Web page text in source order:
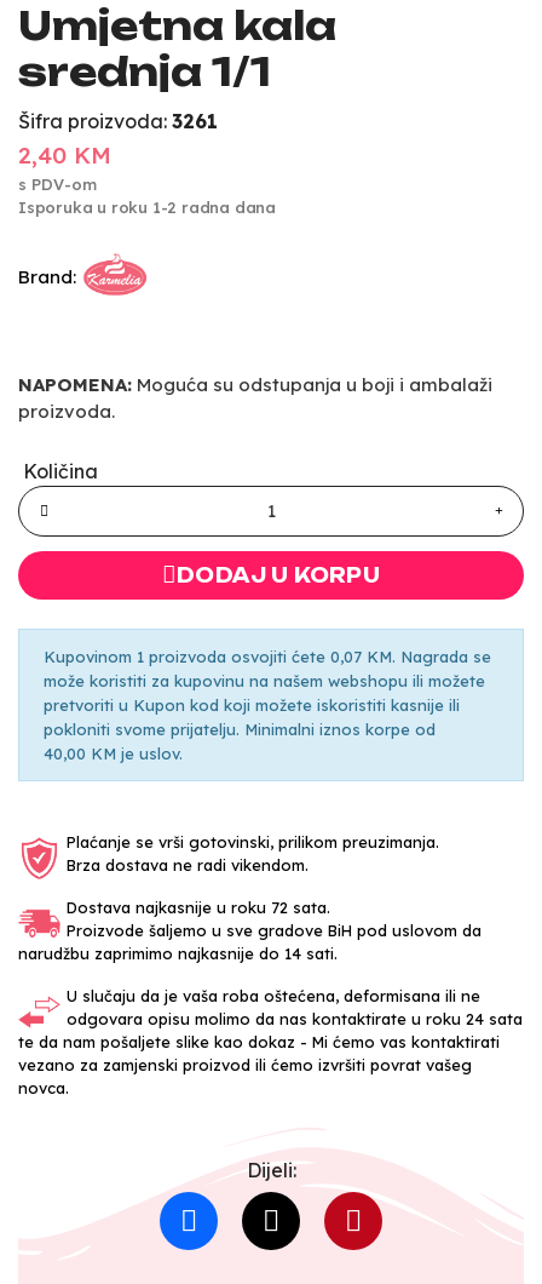
Umjetna kala
srednja 1/1
Šifra proizvoda: 3261
2,40 KM
s PDV-om
Isporuka u roku 1-2 radna dana
Brand:
NAPOMENA: Moguća su odstupanja u boji i ambalaži
proizvoda.
Količina
DODAJ U KORPU
Kupovinom 1 proizvoda osvojiti ćete 0,07 KM. Nagrada se
može koristiti za kupovinu na našem webshopu ili možete
pretvoriti u Kupon kod koji možete iskoristiti kasnije ili
pokloniti svome prijatelju. Minimalni iznos korpe od
40,00 KM je uslov.
Plaćanje se vrši gotovinski, prilikom preuzimanja.
Brza dostava ne radi vikendom.
Dostava najkasnije u roku 72 sata.
Proizvode šaljemo u sve gradove BiH pod uslovom da
narudžbu zaprimimo najkasnije do 14 sati.
U slučaju da je vaša roba oštećena, deformisana ili ne
odgovara opisu molimo da nas kontaktirate u roku 24 sata
te da nam pošaljete slike kao dokaz - Mi ćemo vas kontaktirati
vezano za zamjenski proizvod ili ćemo izvršiti povrat vašeg
novca.
Dijeli: